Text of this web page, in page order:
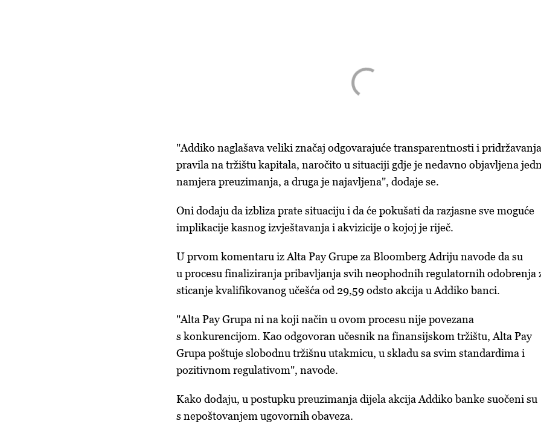
"Addiko naglašava veliki značaj odgovarajuće transparentnosti i pridržavanja
pravila na tržištu kapitala, naročito u situaciji gdje je nedavno objavljena
namjera preuzimanja, a druga je najavljena", dodaje se.
Oni dodaju da izbliza prate situaciju i da će pokušati da razjasne sve moguće
implikacije kasnog izvještavanja i akvizicije o kojoj je riječ.
U prvom komentaru iz Alta Pay Grupe za Bloomberg Adriju navode da su
u procesu finaliziranja pribavljanja svih neophodnih regulatornih odobrenja
sticanje kvalifikovanog učešća od 29,59 odsto akcija u Addiko banci.
"Alta Pay Grupa ni na koji način u ovom procesu nije povezana
s konkurencijom. Kao odgovoran učesnik na finansijskom tržištu, Alta Pay
Grupa poštuje slobodnu tržišnu utakmicu, u skladu sa svim standardima i
pozitivnom regulativom", navode.
Kako dodaju, u postupku preuzimanja dijela akcija Addiko banke suočeni su
s nepoštovanjem ugovornih obaveza.